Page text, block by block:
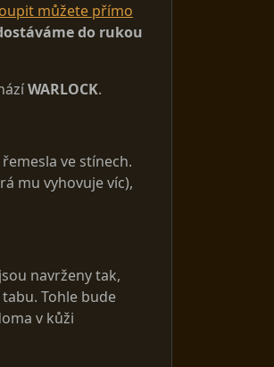
můžete přímo
do rukou
WARLOCK.
ve stínech.
mu vyhovuje víc),
navrženy tak,
Tohle bude
v kůži